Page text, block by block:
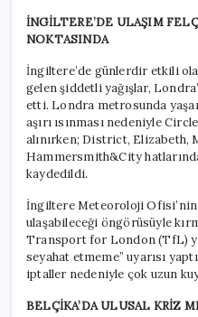
İNGİLTERE’DE ULAŞIM
NOKTASINDA
İngiltere’de günlerdir etkili
gelen şiddetli yağışlar,
etti. Londra metrosunda
aşırı ısınması nedeniyle
alınırken; District, Elizabeth,
Hammersmith&City
kaydedildi.
İngiltere Meteoroloji Ofisi’nin
ulaşabileceği öngörüsüyle
Transport for London (TfL)
seyahat etmeme” uyarısı
iptaller nedeniyle çok uzun
BELÇİKA’DA ULUSAL KRİZ